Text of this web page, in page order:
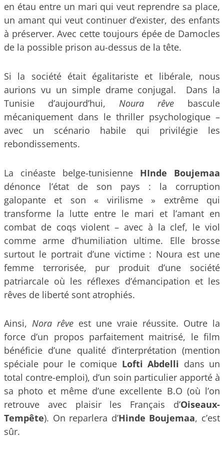
en étau entre un mari qui veut reprendre sa place,
un amant qui veut continuer d’exister, des enfants
à préserver. Avec cette toujours épée de Damocles
de la possible prison au-dessus de la tête.
Si la société était égalitariste et libérale, nous
aurions vu un simple drame conjugal. Dans la
Tunisie d’aujourd’hui, Noura rêve bascule
mécaniquement dans le thriller psychologique –
avec un scénario habile qui privilégie les
rebondissements.
La cinéaste belge-tunisienne HInde Boujemaa
dénonce l’état de son pays : la corruption
galopante et son « virilisme » extrême qui
transforme la lutte entre le mari et l’amant en
combat de coqs violent – avec à la clef, le viol
comme arme d’humiliation ultime. Elle brosse
surtout le portrait d’une victime : Noura est une
femme terrorisée, pur produit d’une société
patriarcale où les réflexes d’émancipation et les
rêves de liberté sont atrophiés.
Ainsi, Nora rêve est une vraie réussite. Outre la
force d’un propos parfaitement maitrisé, le film
bénéficie d’une qualité d’interprétation (mention
spéciale pour le comique Lofti Abdelli dans un
total contre-emploi), d’un soin particulier apporté à
sa photo et même d’une excellente B.O (où l’on
retrouve avec plaisir les Français d’Oiseaux-
Tempête). On reparlera d’Hinde Boujemaa, c’est
sûr.